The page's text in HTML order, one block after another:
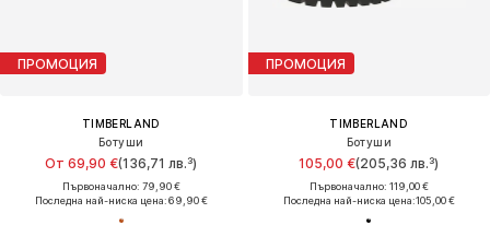
ПРОМОЦИЯ
TIMBERLAND
Ботуши
От 69,90 €(136,71 лв.³)
Първоначално: 79,90 €
Последна най-ниска цена:69,90 €
ПРОМОЦИЯ
TIMBERLAND
Ботуши
105,00 €(205,36 лв.³)
Първоначално: 119,00 €
Последна най-ниска цена:105,00 €